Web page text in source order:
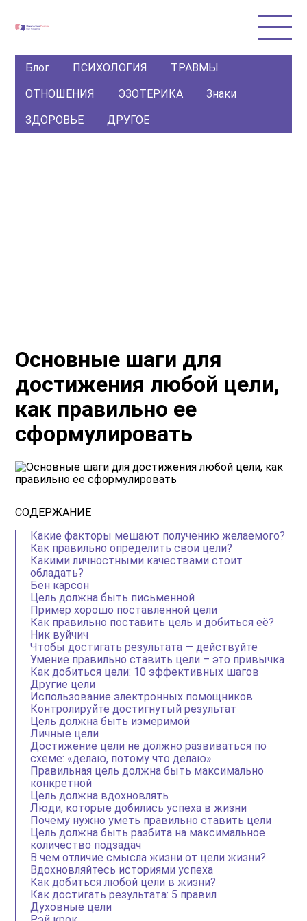
Блог ПСИХОЛОГИЯ
ТРАВМЫ
ОТНОШЕНИЯ
ЭЗОТЕРИКА
Знаки
ЗДОРОВЬЕ
ДРУГОЕ
Основные шаги для
достижения любой цели,
как правильно ее
сформулировать
СОДЕРЖАНИЕ
Какие факторы мешают получению желаемого?
Как правильно определить свои цели?
Какими личностными качествами стоит
обладать?
Бен карсон
Цель должна быть письменной
Пример хорошо поставленной цели
Как правильно поставить цель и добиться её?
Ник вуйчич
Чтобы достигать результата — действуйте
Умение правильно ставить цели – это привычка
Как добиться цели: 10 эффективных шагов
Другие цели
Использование электронных помощников
Контролируйте достигнутый результат
Цель должна быть измеримой
Личные цели
Достижение цели не должно развиваться по
схеме: «делаю, потому что делаю»
Правильная цель должна быть максимально
конкретной
Цель должна вдохновлять
Люди, которые добились успеха в жизни
Почему нужно уметь правильно ставить цели
Цель должна быть разбита на максимальное
количество подзадач
В чем отличие смысла жизни от цели жизни?
Вдохновляйтесь историями успеха
Как добиться любой цели в жизни?
Как достигать результата: 5 правил
Духовные цели